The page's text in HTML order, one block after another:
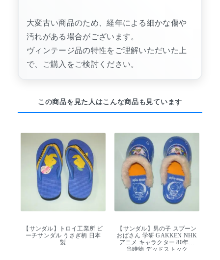
大変古い商品のため、経年による細かな傷や
汚れがある場合がございます。
ヴィンテージ品の特性をご理解いただいた上
で、ご購入をご検討ください。
この商品を見た人はこんな商品も見ています
【サンダル】トロイ工業所 ビ
ーチサンダル うさぎ柄 日本
製
【サンダル】男の子 スプーン
おばさん 学研 GAKKEN NHK
アニメ キャラクター 80年代
当時物 デッドストック